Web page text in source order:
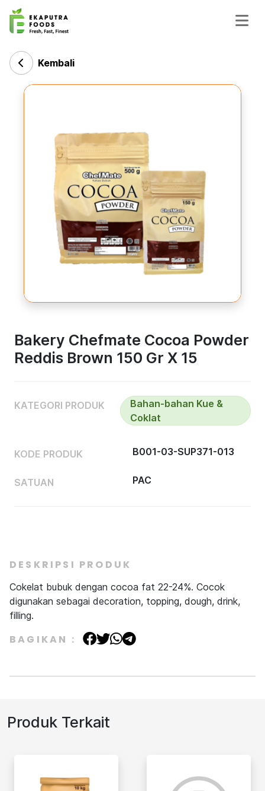
Kembali
Bakery Chefmate Cocoa Powder
Reddis Brown 150 Gr X 15
KATEGORI PRODUK
Bahan-bahan Kue &
Coklat
KODE PRODUK B001-03-SUP371-013
SATUAN PAC
DESKRIPSI PRODUK
Cokelat bubuk dengan cocoa fat 22-24%. Cocok
digunakan sebagai decoration, topping, dough, drink,
filling.
BAGIKAN :
Produk Terkait